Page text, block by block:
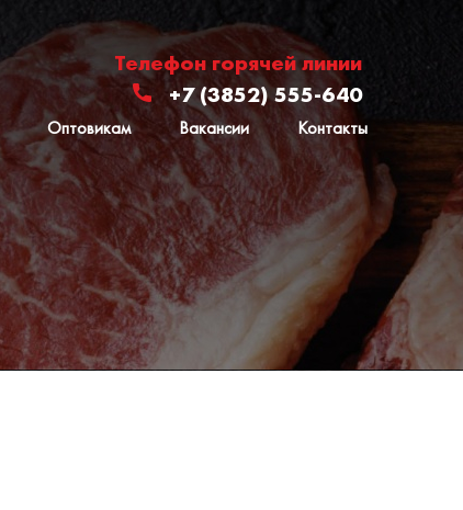
Телефон горячей линии
+7 (3852) 555-640
Оптовикам Вакансии Контакты